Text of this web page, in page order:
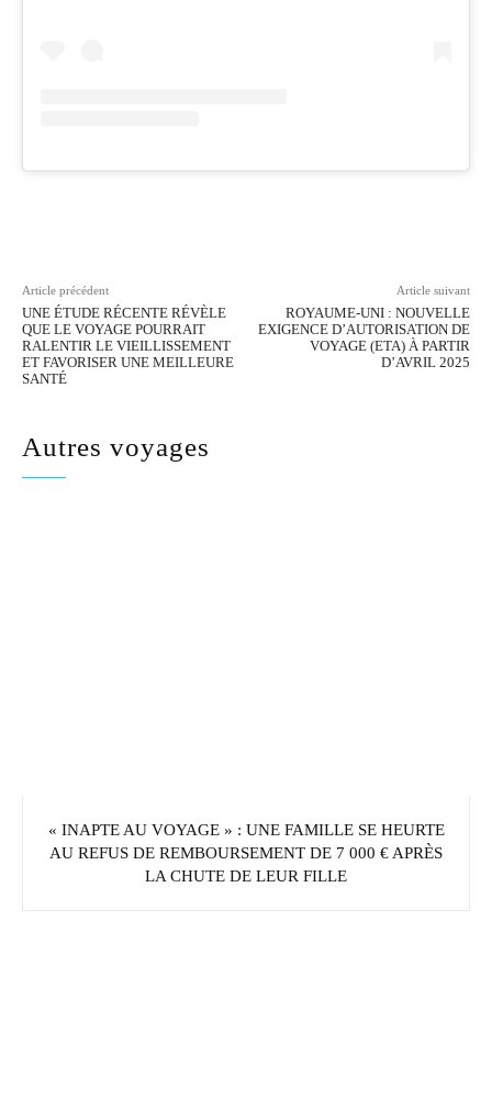
Article précédent
UNE ÉTUDE RÉCENTE RÉVÈLE
QUE LE VOYAGE POURRAIT
RALENTIR LE VIEILLISSEMENT
ET FAVORISER UNE MEILLEURE
SANTÉ
Article suivant
ROYAUME-UNI : NOUVELLE
EXIGENCE D’AUTORISATION DE
VOYAGE (ETA) À PARTIR
D’AVRIL 2025
Autres voyages
« INAPTE AU VOYAGE » : UNE FAMILLE SE HEURTE
AU REFUS DE REMBOURSEMENT DE 7 000 € APRÈS
LA CHUTE DE LEUR FILLE